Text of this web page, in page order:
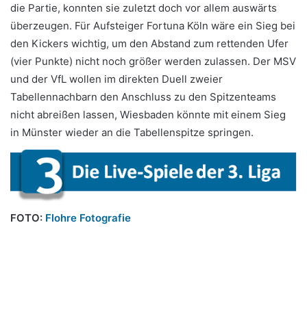
die Partie, konnten sie zuletzt doch vor allem auswärts
überzeugen. Für Aufsteiger Fortuna Köln wäre ein Sieg bei
den Kickers wichtig, um den Abstand zum rettenden Ufer
(vier Punkte) nicht noch größer werden zulassen. Der MSV
und der VfL wollen im direkten Duell zweier
Tabellennachbarn den Anschluss zu den Spitzenteams
nicht abreißen lassen, Wiesbaden könnte mit einem Sieg
in Münster wieder an die Tabellenspitze springen.
FOTO: Flohre Fotografie